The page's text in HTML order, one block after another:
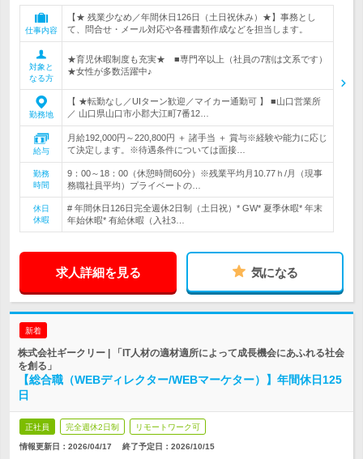
仕事内容
【★ 残業少なめ／年間休日126日（土日祝休み）★】事務とし
て、問合せ・メール対応や各種書類作成などを担当します。
対象と
なる方
★育児休暇制度も充実★ ■専門卒以上（社員の7割は文系です）
★女性が多数活躍中♪
勤務地
【 ★転勤なし／UIターン歓迎／マイカー通勤可 】 ■山口営業所
／ 山口県山口市小郡大江町7番12…
給与
月給192,000円～220,800円 ＋ 諸手当 ＋ 賞与※経験や能力に応じ
て決定します。※待遇条件については面接…
勤務
時間
9：00～18：00（休憩時間60分）※残業平均月10.77ｈ/月（現事
務職社員平均）プライベートの…
休日
休暇
# 年間休日126日完全週休2日制（土日祝）* GW* 夏季休暇* 年末
年始休暇* 有給休暇（入社3…
求人詳細を見る 気になる
新着
株式会社ギークリー | 「IT人材の適材適所によって成長機会にあふれる社会
を創る」
【総合職（WEBディレクター/WEBマーケター）】年間休日125
日
正社員 完全週休2日制 リモートワーク可
情報更新日：2026/04/17 終了予定日： 2026/10/15